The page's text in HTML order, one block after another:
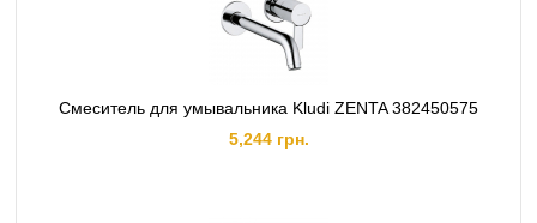
Смеситель для умывальника Kludi ZENTA 382450575
5,244 грн.